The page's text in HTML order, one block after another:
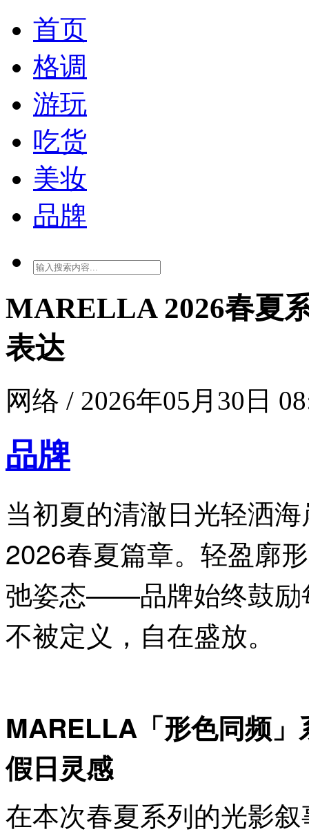
首页
格调
游玩
吃货
美妆
品牌
MARELLA 2026春夏
表达
网络 / 2026年05月30日
品牌
当初夏的清澈日光轻洒
2026春夏篇章。轻盈廓
弛姿态——品牌始终鼓励
不被定义，自在盛放。
MARELLA 「形色同频
假日灵感
在本次春夏系列的光影